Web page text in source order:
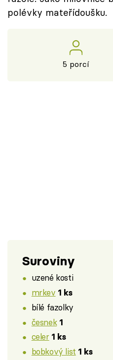
Přihlášení
polévky mateřídoušku.
5 porcí
Suroviny
uzené kosti
mrkev 1 ks
bílé fazolky
česnek 1
celer 1 ks
bobkový list 1 ks